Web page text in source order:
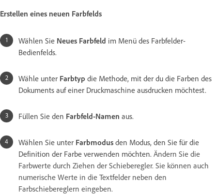
Erstellen eines neuen Farbfelds
Wählen Sie Neues Farbfeld im Menü des Farbfelder-
Bedienfelds.
Wähle unter Farbtyp die Methode, mit der du die Farben des
Dokuments auf einer Druckmaschine ausdrucken möchtest.
Füllen Sie den Farbfeld-Namen aus.
Wählen Sie unter Farbmodus den Modus, den Sie für die
Definition der Farbe verwenden möchten. Ändern Sie die
Farbwerte durch Ziehen der Schieberegler. Sie können auch
numerische Werte in die Textfelder neben den
Farbschiebereglern eingeben.